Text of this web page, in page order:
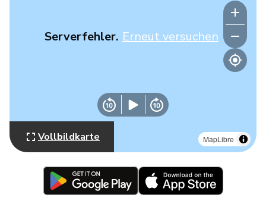
MapLibre
Serverfehler. Erneut versuchen
Vollbildkarte